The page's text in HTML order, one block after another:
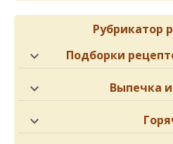
Рубрикатор
Подборки
Выпечка